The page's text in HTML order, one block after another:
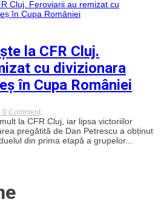
după
remiza
din
Cupa
României.
Mesajul
său
pentru
la CFR Cluj.
cu divizionara
în Cupa României
0 Commenton
Criza
se
adâncește
la
la CFR Cluj, iar lipsa victoriilor
pregătită de Dan Petrescu a obținut
din prima etapă a grupelor...